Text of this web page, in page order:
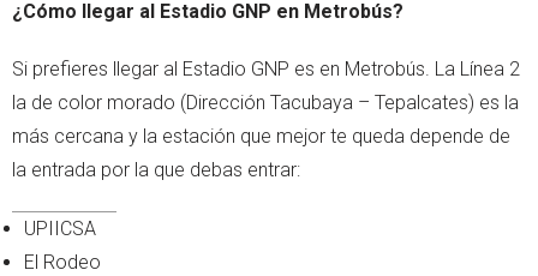
¿Cómo llegar al Estadio GNP en Metrobús?
Si prefieres llegar al Estadio GNP es en Metrobús. La Línea 2
la de color morado (Dirección Tacubaya – Tepalcates) es la
más cercana y la estación que mejor te queda depende de
la entrada por la que debas entrar:
UPIICSA
El Rodeo